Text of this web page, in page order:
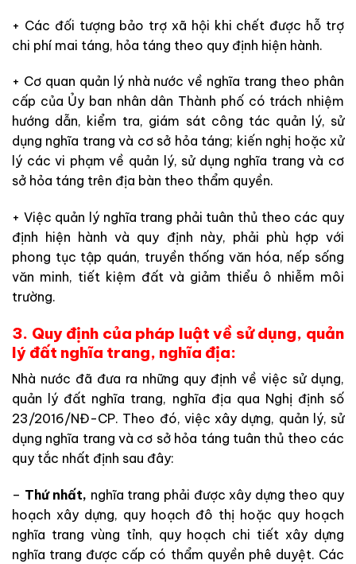
+ Các đối tượng bảo trợ xã hội khi chết được hỗ trợ
chi phí mai táng, hỏa táng theo quy định hiện hành.
+ Cơ quan quản lý nhà nước về nghĩa trang theo phân
cấp của Ủy ban nhân dân Thành phố có trách nhiệm
hướng dẫn, kiểm tra, giám sát công tác quản lý, sử
dụng nghĩa trang và cơ sở hỏa táng; kiến nghị hoặc xử
lý các vi phạm về quản lý, sử dụng nghĩa trang và cơ
sở hỏa táng trên địa bàn theo thẩm quyền.
+ Việc quản lý nghĩa trang phải tuân thủ theo các quy
định hiện hành và quy định này, phải phù hợp với
phong tục tập quán, truyền thống văn hóa, nếp sống
văn minh, tiết kiệm đất và giảm thiểu ô nhiễm môi
trường.
3. Quy định của pháp luật về sử dụng, quản
lý đất nghĩa trang, nghĩa địa:
Nhà nước đã đưa ra những quy định về việc sử dụng,
quản lý đất nghĩa trang, nghĩa địa qua Nghị định số
23/2016/NĐ-CP. Theo đó, việc xây dựng, quản lý, sử
dụng nghĩa trang và cơ sở hỏa táng tuân thủ theo các
quy tắc nhất định sau đây:
– Thứ nhất, nghĩa trang phải được xây dựng theo quy
hoạch xây dựng, quy hoạch đô thị hoặc quy hoạch
nghĩa trang vùng tỉnh, quy hoạch chi tiết xây dựng
nghĩa trang được cấp có thẩm quyền phê duyệt. Các